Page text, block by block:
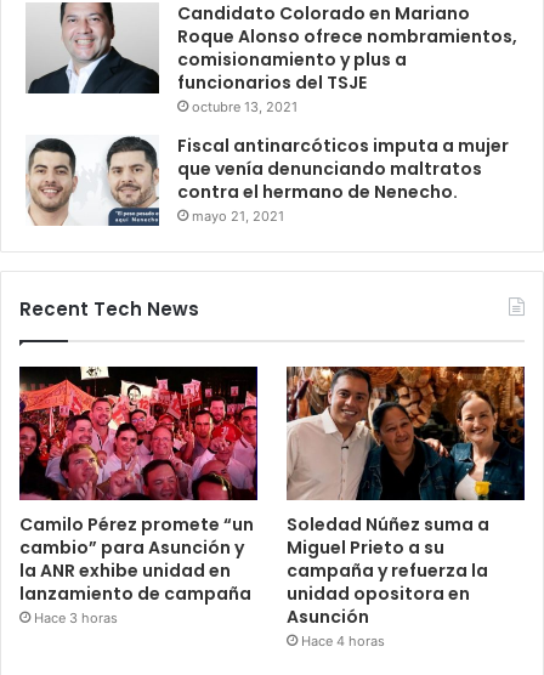
Candidato Colorado en Mariano
Roque Alonso ofrece nombramientos,
comisionamiento y plus a
funcionarios del TSJE
octubre 13, 2021
Fiscal antinarcóticos imputa a mujer
que venía denunciando maltratos
contra el hermano de Nenecho.
mayo 21, 2021
Recent Tech News
Camilo Pérez promete “un
cambio” para Asunción y
la ANR exhibe unidad en
lanzamiento de campaña
Hace 3 horas
Soledad Núñez suma a
Miguel Prieto a su
campaña y refuerza la
unidad opositora en
Asunción
Hace 4 horas